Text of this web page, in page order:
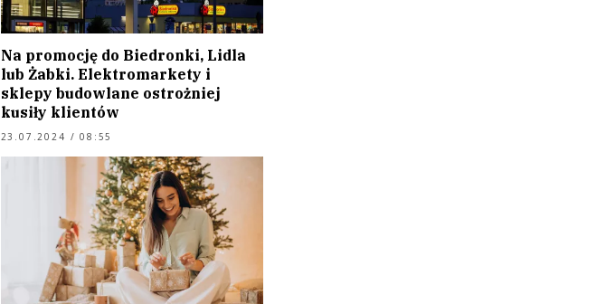
Na promocję do Biedronki, Lidla
lub Żabki. Elektromarkety i
sklepy budowlane ostrożniej
kusiły klientów
23.07.2024 / 08:55